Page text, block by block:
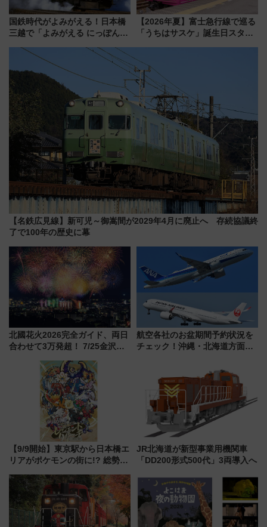
国鉄時代がよみがえる！日本橋
三越で「よみがえる にっぽんの
敬の名作写真も、駅弁フェスも
【2026年夏】富士急行線で巡る
「うちはサスケ」誕生日スタン
【名鉄広見線】新可児～御嵩間が2029年4月に廃止へ 存続協議終
了で100年の歴史に幕
北國花火2026完全ガイド、両日
合わせて3万発超！ 7/25金沢大
会の日程・アクセス・観覧席ま
とめ（石川県）
航空各社のお盆期間予約状況を
チェック！沖縄・北海道方面は
【9/9開始】東京駅から日本橋エ
リアがポケモンの街に!? 総勢
リサーチ」本格謎解き・グッズ
情報まとめ
JR北海道が新型事業用機関車
「DD200形式500代」3両導入へ